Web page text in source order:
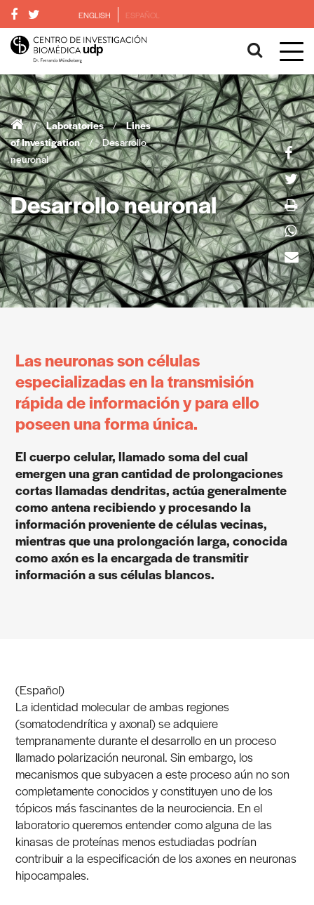
ENGLISH ESPAÑOL
/ Laboratories /
Lines
of Investigation
/
Desarrollo
neuronal
Desarrollo neuronal
Las neuronas son células
especializadas en la transmisión
rápida de información y para ello
poseen una forma única.
El cuerpo celular, llamado soma del cual
emergen una gran cantidad de prolongaciones
cortas llamadas dendritas, actúa generalmente
como antena recibiendo y procesando la
información proveniente de células vecinas,
mientras que una prolongación larga, conocida
como axón es la encargada de transmitir
información a sus células blancos.
(Español)
La identidad molecular de ambas regiones
(somatodendrítica y axonal) se adquiere
tempranamente durante el desarrollo en un proceso
llamado polarización neuronal. Sin embargo, los
mecanismos que subyacen a este proceso aún no son
completamente conocidos y constituyen uno de los
tópicos más fascinantes de la neurociencia. En el
laboratorio queremos entender como alguna de las
kinasas de proteínas menos estudiadas podrían
contribuir a la especificación de los axones en neuronas
hipocampales.